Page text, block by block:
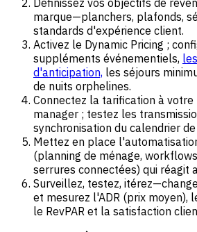
marque—planchers, plafonds,
standards d'expérience client.
Activez le Dynamic Pricing ;
suppléments événementiels,
d'anticipation, les séjours
de nuits orphelines.
Connectez la tarification à votre
manager ; testez les
synchronisation du calendrier
Mettez en place
(planning de ménage,
serrures connectées) qui réagit
Surveillez, testez,
et mesurez l'ADR (prix moyen),
le RevPAR et la satisfaction